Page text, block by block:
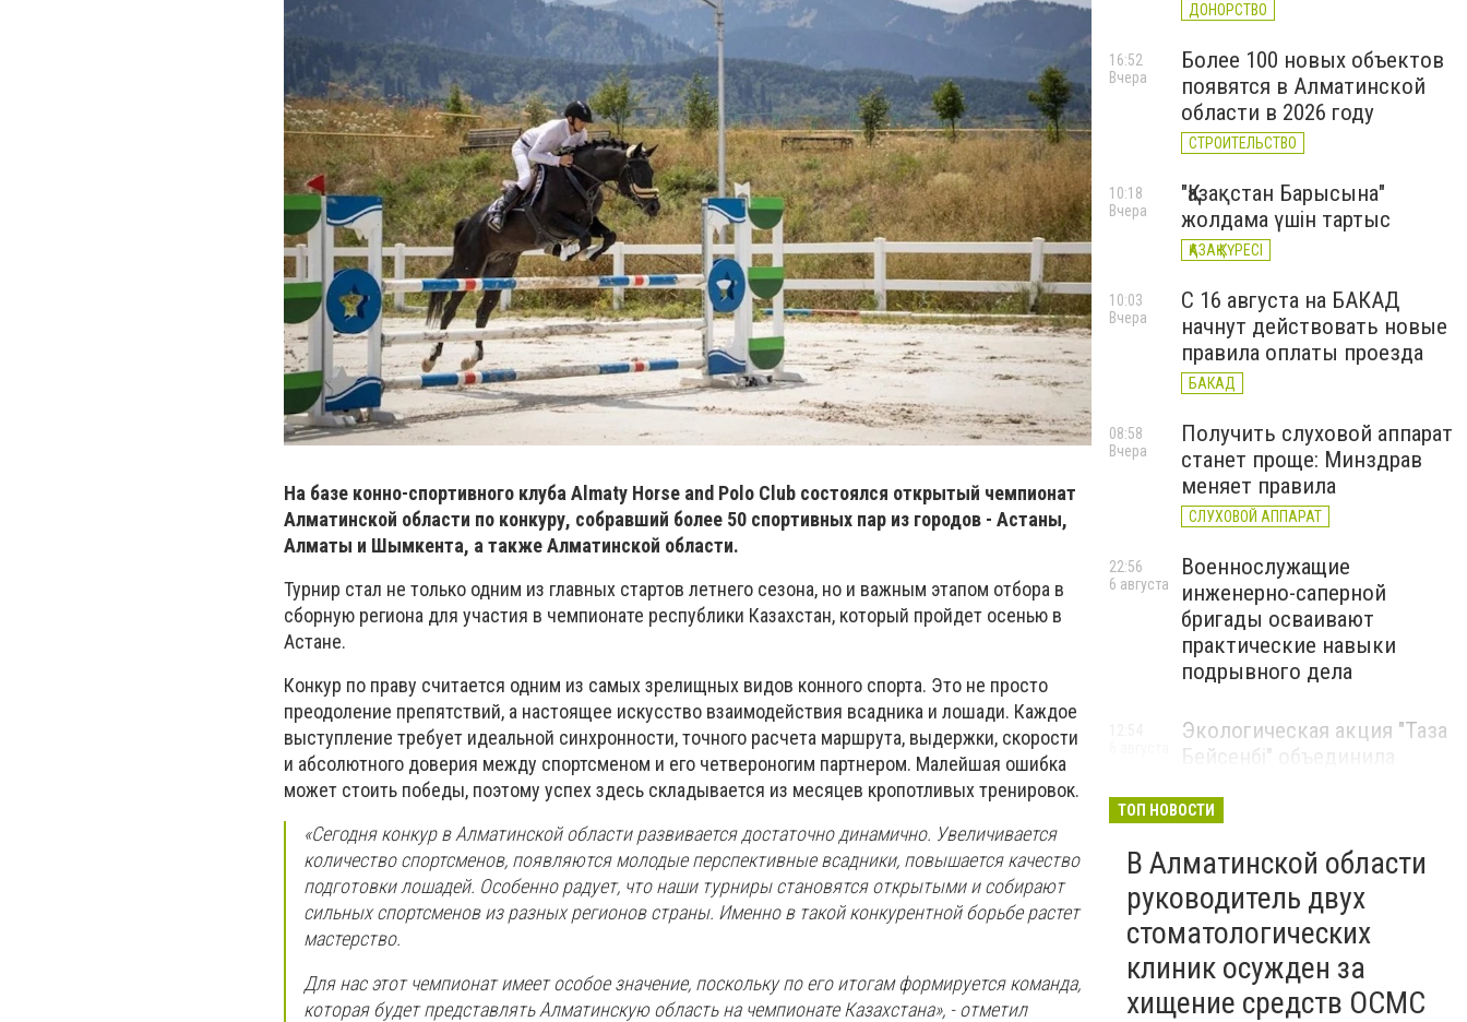
На базе конно-спортивного клуба Almaty Horse and Polo Club состоялся открытый чемпионат
Алматинской области по конкуру, собравший более 50 спортивных пар из городов - Астаны,
Алматы и Шымкента, а также Алматинской области.
Турнир стал не только одним из главных стартов летнего сезона, но и важным этапом отбора в
сборную региона для участия в чемпионате республики Казахстан, который пройдет осенью в
Астане.
Конкур по праву считается одним из самых зрелищных видов конного спорта. Это не просто
преодоление препятствий, а настоящее искусство взаимодействия всадника и лошади. Каждое
выступление требует идеальной синхронности, точного расчета маршрута, выдержки, скорости
и абсолютного доверия между спортсменом и его четвероногим партнером. Малейшая ошибка
может стоить победы, поэтому успех здесь складывается из месяцев кропотливых тренировок.
«Сегодня конкур в Алматинской области развивается достаточно динамично. Увеличивается
количество спортсменов, появляются молодые перспективные всадники, повышается качество
подготовки лошадей. Особенно радует, что наши турниры становятся открытыми и собирают
сильных спортсменов из разных регионов страны. Именно в такой конкурентной борьбе растет
мастерство.
Для нас этот чемпионат имеет особое значение, поскольку по его итогам формируется команда,
которая будет представлять Алматинскую область на чемпионате Казахстана», - отметил
ДОНОРСТВО
Более 100 новых объектов
появятся в Алматинской
области в 2026 году
СТРОИТЕЛЬСТВО
16:52
Вчера
"Қазақстан Барысына"
жолдама үшін тартыс
ҚАЗАҚ КҮРЕСІ
10:18
Вчера
С 16 августа на БАКАД
начнут действовать новые
правила оплаты проезда
БАКАД
10:03
Вчера
Получить слуховой аппарат
станет проще: Минздрав
меняет правила
СЛУХОВОЙ АППАРАТ
08:58
Вчера
Военнослужащие
инженерно-саперной
бригады осваивают
практические навыки
подрывного дела
22:56
6 августа
Экологическая акция "Таза
Бейсенбі" объединила
Алматинской области
ТОП НОВОСТИ
В Алматинской области
руководитель двух
стоматологических
клиник осужден за
хищение средств ОСМС